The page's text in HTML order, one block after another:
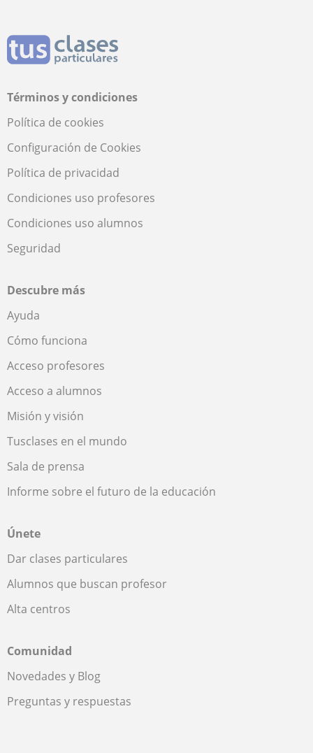
Términos y condiciones
Política de cookies
Configuración de Cookies
Política de privacidad
Condiciones uso profesores
Condiciones uso alumnos
Seguridad
Descubre más
Ayuda
Cómo funciona
Acceso profesores
Acceso a alumnos
Misión y visión
Tusclases en el mundo
Sala de prensa
Informe sobre el futuro de la educación
Únete
Dar clases particulares
Alumnos que buscan profesor
Alta centros
Comunidad
Novedades y Blog
Preguntas y respuestas